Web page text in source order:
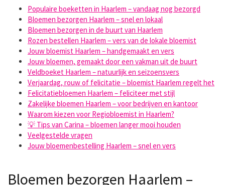
Populaire boeketten in Haarlem – vandaag nog bezorgd
Bloemen bezorgen Haarlem – snel en lokaal
Bloemen bezorgen in de buurt van Haarlem
Rozen bestellen Haarlem – vers van de lokale bloemist
Jouw bloemist Haarlem – handgemaakt en vers
Jouw bloemen, gemaakt door een vakman uit de buurt
Veldboeket Haarlem – natuurlijk en seizoensvers
Verjaardag, rouw of felicitatie – bloemist Haarlem regelt het
Felicitatiebloemen Haarlem – feliciteer met stijl
Zakelijke bloemen Haarlem – voor bedrijven en kantoor
Waarom kiezen voor Regiobloemist in Haarlem?
💡 Tips van Carina – bloemen langer mooi houden
Veelgestelde vragen
Jouw bloemenbestelling Haarlem – snel en vers
Bloemen bezorgen Haarlem –